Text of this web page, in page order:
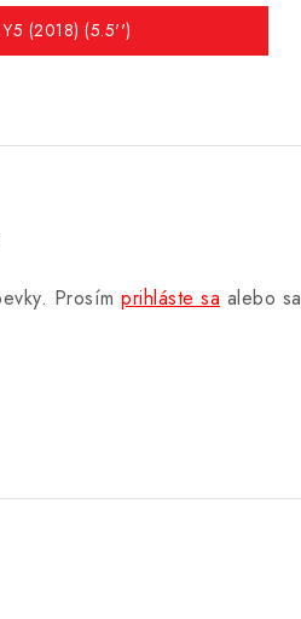
(2018) (5.5'')
Prosím prihláste sa alebo sa